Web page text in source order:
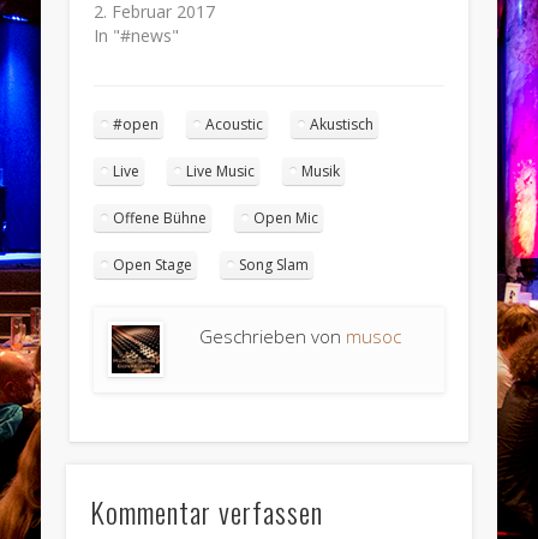
2. Februar 2017
In "#news"
#open Acoustic Akustisch
Live Live Music Musik
Offene Bühne Open Mic
Open Stage Song Slam
Geschrieben von musoc
Kommentar verfassen